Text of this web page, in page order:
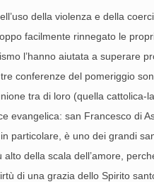
della violenza e della
facilmente rinnegato le
l’hanno aiutata a superare
conferenze del pomeriggio
tra di loro (quella cattolica-
evangelica: san Francesco di
particolare, è uno dei grandi
della scala dell’amore,
di una grazia dello Spirito